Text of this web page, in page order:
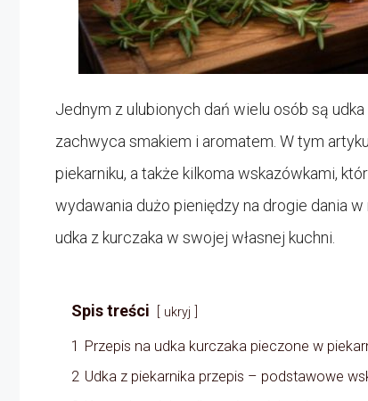
Jednym z ulubionych dań wielu osób są
zachwyca smakiem i aromatem. W tym
piekarniku, a także kilkoma wskazówkami,
wydawania dużo pieniędzy na drogie dania
udka z kurczaka w swojej własnej kuchni.
Spis treści ukryj
1 Przepis na udka kurczaka pieczone w
2 Udka z piekarnika przepis – podstawowe